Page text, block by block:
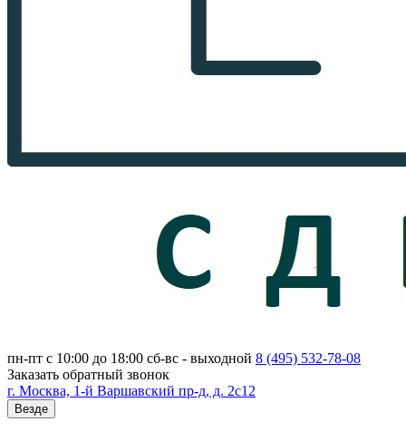
пн-пт с 10:00 до 18:00 сб-вс - выходной 8 (495) 532-78-08
Заказать обратный звонок
г. Москва, 1-й Варшавский пр-д, д. 2с12
Везде